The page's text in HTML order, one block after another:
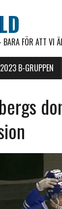
FÖR ATT VI
B-GRUPPEN